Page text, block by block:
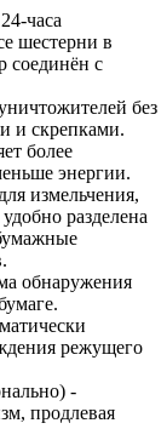
часа
шестерни в
соединён с
без
и скрепками.
более
энергии.
измельчения,
разделена
обнаружения
режущего
-
продлевая